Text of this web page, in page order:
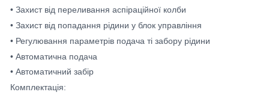
• Захист від переливання аспіраційної колби
• Захист від попадання рідини у блок управління
• Регулювання параметрів подача ті забору рідини
• Автоматична подача
• Автоматичний забір
Комплектація: